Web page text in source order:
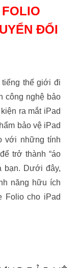
ĐỔI
thế giới đi
công nghệ bảo
ra mắt iPad
bảo vệ iPad
với những tính
trở thành “áo
bạn. Dưới đây,
năng hữu ích
Folio cho iPad